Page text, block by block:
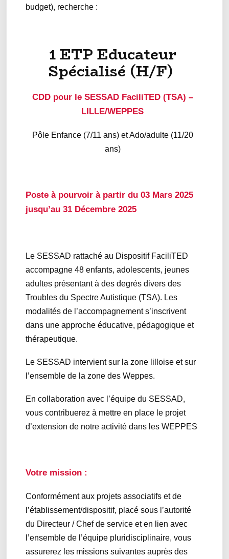
budget), recherche :
1 ETP Educateur
Spécialisé (H/F)
CDD pour le SESSAD FaciliTED (TSA) –
LILLE/WEPPES
Pôle Enfance (7/11 ans) et Ado/adulte (11/20
ans)
Poste à pourvoir à partir du 03 Mars 2025
jusqu’au 31 Décembre 2025
Le SESSAD rattaché au Dispositif FaciliTED
accompagne 48 enfants, adolescents, jeunes
adultes présentant à des degrés divers des
Troubles du Spectre Autistique (TSA). Les
modalités de l’accompagnement s’inscrivent
dans une approche éducative, pédagogique et
thérapeutique.
Le SESSAD intervient sur la zone lilloise et sur
l’ensemble de la zone des Weppes.
En collaboration avec l’équipe du SESSAD,
vous contribuerez à mettre en place le projet
d’extension de notre activité dans les WEPPES
Votre mission :
Conformément aux projets associatifs et de
l’établissement/dispositif, placé sous l’autorité
du Directeur / Chef de service et en lien avec
l’ensemble de l’équipe pluridisciplinaire, vous
assurerez les missions suivantes auprès des